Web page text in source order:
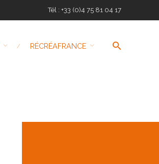
Tél : +33 (0)4 75 81 04 17
RÉCRÉAFRANCE